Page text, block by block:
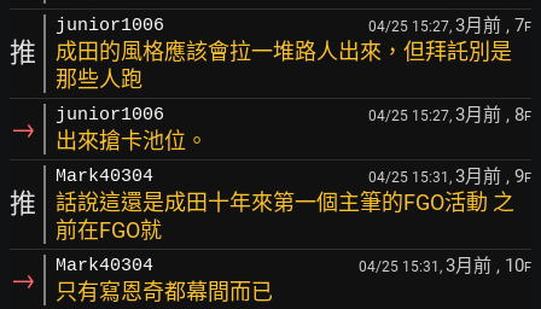
推
junior1006 04/25 15:27, 3月前 , 7F
成田的風格應該會拉一堆路人出來，但拜託別是
那些人跑
→ junior1006 04/25 15:27, 3月前 , 8F
出來搶卡池位。
推
Mark40304 04/25 15:31, 3月前 , 9F
話說這還是成田十年來第一個主筆的FGO活動 之
前在FGO就
→ Mark40304 04/25 15:31, 3月前 , 10F
只有寫恩奇都幕間而已